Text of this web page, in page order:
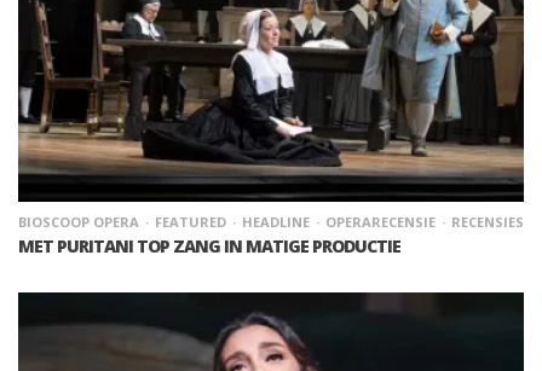
BIOSCOOP OPERA FEATURED HEADLINE OPERARECENSIE RECENSIES
MET PURITANI TOP ZANG IN MATIGE PRODUCTIE